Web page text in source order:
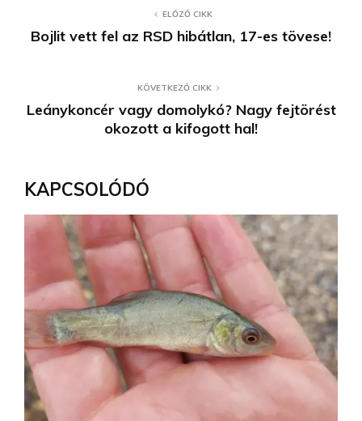
ELŐZŐ CIKK
Bojlit vett fel az RSD hibátlan, 17-es tövese!
KÖVETKEZŐ CIKK
Leánykoncér vagy domolykó? Nagy fejtörést
okozott a kifogott hal!
KAPCSOLÓDÓ